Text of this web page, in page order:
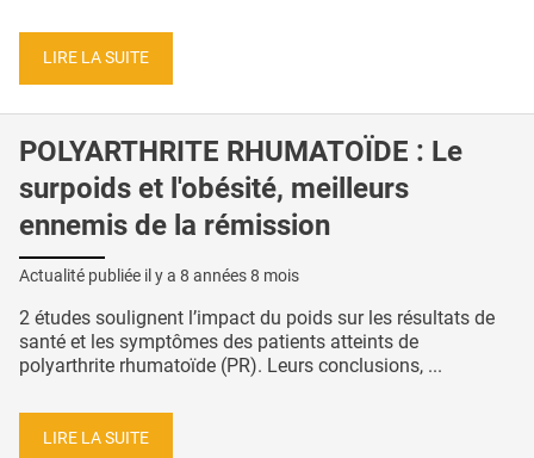
LIRE LA SUITE
POLYARTHRITE RHUMATOÏDE : Le
surpoids et l'obésité, meilleurs
ennemis de la rémission
Actualité publiée il y a 8 années 8 mois
2 études soulignent l’impact du poids sur les résultats de
santé et les symptômes des patients atteints de
polyarthrite rhumatoïde (PR). Leurs conclusions, ...
LIRE LA SUITE